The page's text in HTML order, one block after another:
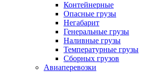
Контейнерные
Опасные грузы
Негабарит
Генеральные грузы
Наливные грузы
Температурные грузы
Сборных грузов
Авиаперевозки